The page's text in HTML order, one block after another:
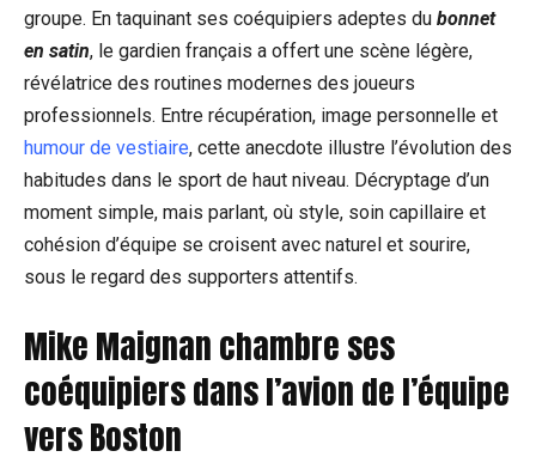
groupe. En taquinant ses coéquipiers adeptes du bonnet
en satin, le gardien français a offert une scène légère,
révélatrice des routines modernes des joueurs
professionnels. Entre récupération, image personnelle et
humour de vestiaire, cette anecdote illustre l’évolution des
habitudes dans le sport de haut niveau. Décryptage d’un
moment simple, mais parlant, où style, soin capillaire et
cohésion d’équipe se croisent avec naturel et sourire,
sous le regard des supporters attentifs.
Mike Maignan chambre ses
coéquipiers dans l’avion de l’équipe
vers Boston